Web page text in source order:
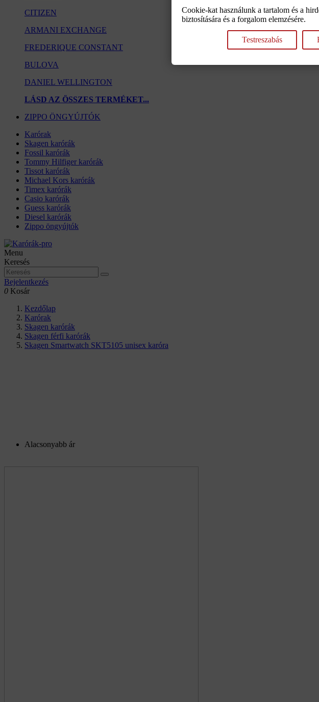
CITIZEN
ARMANI EXCHANGE
FREDERIQUE CONSTANT
BULOVA
DANIEL WELLINGTON
LÁSD AZ ÖSSZES TERMÉKET...
ZIPPO ÖNGYÚJTÓK
Karórak
Skagen karórák
Fossil karórák
Tommy Hilfiger karórák
Tissot karórák
Michael Kors karórák
Timex karórák
Casio karórák
Guess karórák
Diesel karórák
Zippo öngyújtók
Menu
Keresés
Bejelentkezés
0 Kosár
Kezdőlap
Karórak
Skagen karórák
Skagen férfi karórák
Skagen Smartwatch SKT5105 unisex karóra
Alacsonyabb ár
Cookie-kat használunk a tartalom és a
biztosítására és a forgalom elemzésére.
Testreszabás